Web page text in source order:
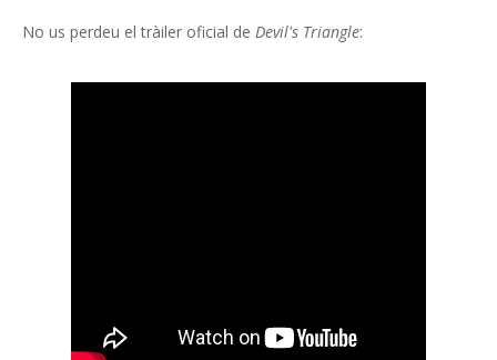
No us perdeu el tràiler oficial de Devil's Triangle: